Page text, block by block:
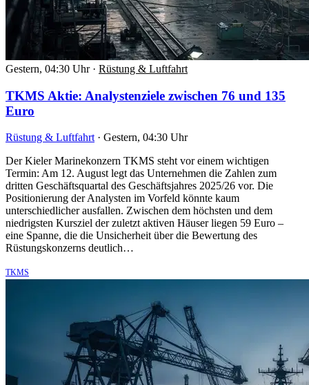
Gestern, 04:30 Uhr · Rüstung & Luftfahrt
TKMS Aktie: Analystenziele zwischen 76 und 135
Euro
Rüstung & Luftfahrt · Gestern, 04:30 Uhr
Der Kieler Marinekonzern TKMS steht vor einem wichtigen
Termin: Am 12. August legt das Unternehmen die Zahlen zum
dritten Geschäftsquartal des Geschäftsjahres 2025/26 vor. Die
Positionierung der Analysten im Vorfeld könnte kaum
unterschiedlicher ausfallen. Zwischen dem höchsten und dem
niedrigsten Kursziel der zuletzt aktiven Häuser liegen 59 Euro –
eine Spanne, die die Unsicherheit über die Bewertung des
Rüstungskonzerns deutlich…
TKMS